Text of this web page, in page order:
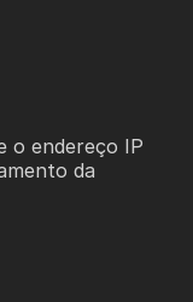
o endereço IP
da